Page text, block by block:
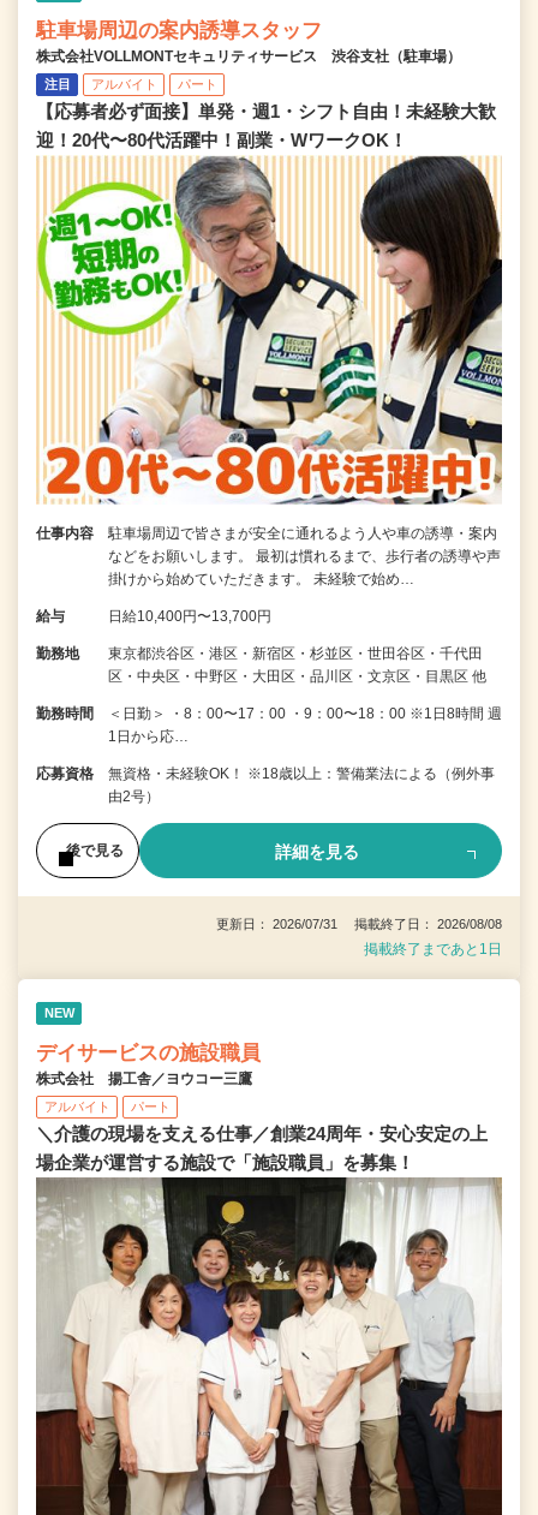
駐車場周辺の案内誘導スタッフ
株式会社VOLLMONTセキュリティサービス 渋谷支社（駐車場）
注目 アルバイト パート
【応募者必ず面接】単発・週1・シフト自由！未経験大歓
迎！20代〜80代活躍中！副業・WワークOK！
仕事内容
駐車場周辺で皆さまが安全に通れるよう人や車の誘導・案内
などをお願いします。 最初は慣れるまで、歩行者の誘導や声
掛けから始めていただきます。 未経験で始め…
給与 日給10,400円〜13,700円
勤務地
東京都渋谷区・港区・新宿区・杉並区・世田谷区・千代田
区・中央区・中野区・大田区・品川区・文京区・目黒区 他
勤務時間
＜日勤＞ ・8：00〜17：00 ・9：00〜18：00 ※1日8時間 週
1日から応…
応募資格
無資格・未経験OK！ ※18歳以上：警備業法による（例外事
由2号）
後で見る 詳細を見る
更新日： 2026/07/31 掲載終了日： 2026/08/08
掲載終了まであと1日
NEW
デイサービスの施設職員
株式会社 揚工舎／ヨウコー三鷹
アルバイト パート
＼介護の現場を支える仕事／創業24周年・安心安定の上
場企業が運営する施設で「施設職員」を募集！